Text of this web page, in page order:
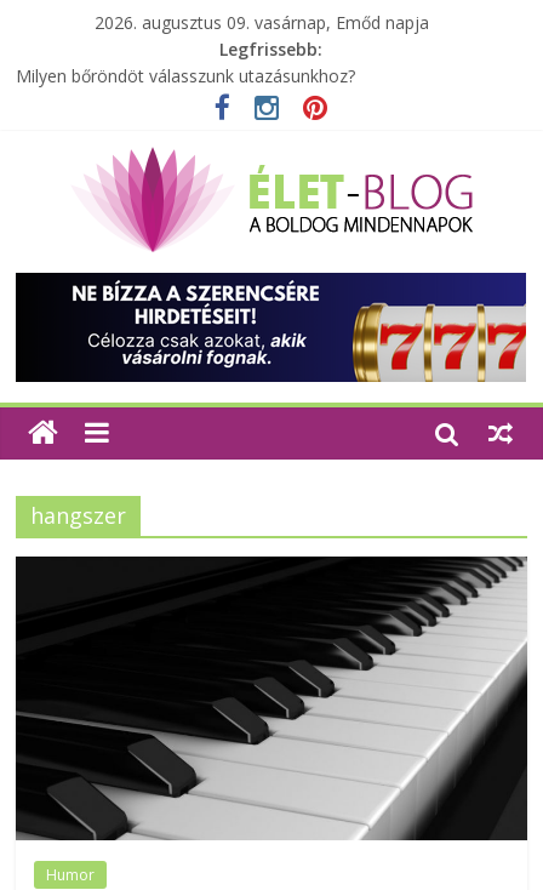
2026. augusztus 09. vasárnap, Emőd napja
Legfrissebb:
Milyen bőröndöt válasszunk utazásunkhoz?
Elérhető zöld energia mindenki számára
Különleges tömörfa ládák Indiából
A zöld forradalom: A mosó- és parfümtermékek környezetbarát
szempontjainak erősítése
hangszer
Humor